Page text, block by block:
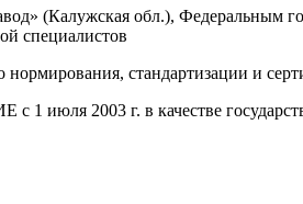
(Калужская обл.), Федеральным
специалистов
стандартизации и
2003 г. в качестве